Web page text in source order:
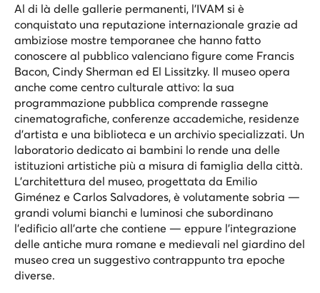
Al di là delle gallerie permanenti, l'IVAM si è
conquistato una reputazione internazionale grazie ad
ambiziose mostre temporanee che hanno fatto
conoscere al pubblico valenciano figure come Francis
Bacon, Cindy Sherman ed El Lissitzky. Il museo opera
anche come centro culturale attivo: la sua
programmazione pubblica comprende rassegne
cinematografiche, conferenze accademiche, residenze
d'artista e una biblioteca e un archivio specializzati. Un
laboratorio dedicato ai bambini lo rende una delle
istituzioni artistiche più a misura di famiglia della città.
L'architettura del museo, progettata da Emilio
Giménez e Carlos Salvadores, è volutamente sobria —
grandi volumi bianchi e luminosi che subordinano
l'edificio all'arte che contiene — eppure l'integrazione
delle antiche mura romane e medievali nel giardino del
museo crea un suggestivo contrappunto tra epoche
diverse.